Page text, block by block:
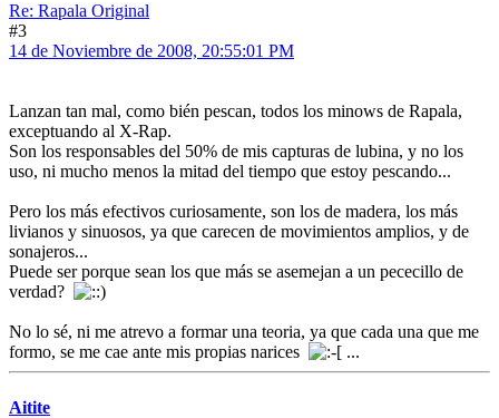
Re: Rapala Original
#3
14 de Noviembre de 2008, 20:55:01 PM
Lanzan tan mal, como bién pescan, todos los minows de Rapala,
exceptuando al X-Rap.
Son los responsables del 50% de mis capturas de lubina, y no los
uso, ni mucho menos la mitad del tiempo que estoy pescando...
Pero los más efectivos curiosamente, son los de madera, los más
livianos y sinuosos, ya que carecen de movimientos amplios, y de
sonajeros...
Puede ser porque sean los que más se asemejan a un pececillo de
verdad?
No lo sé, ni me atrevo a formar una teoria, ya que cada una que me
formo, se me cae ante mis propias narices
...
Aitite